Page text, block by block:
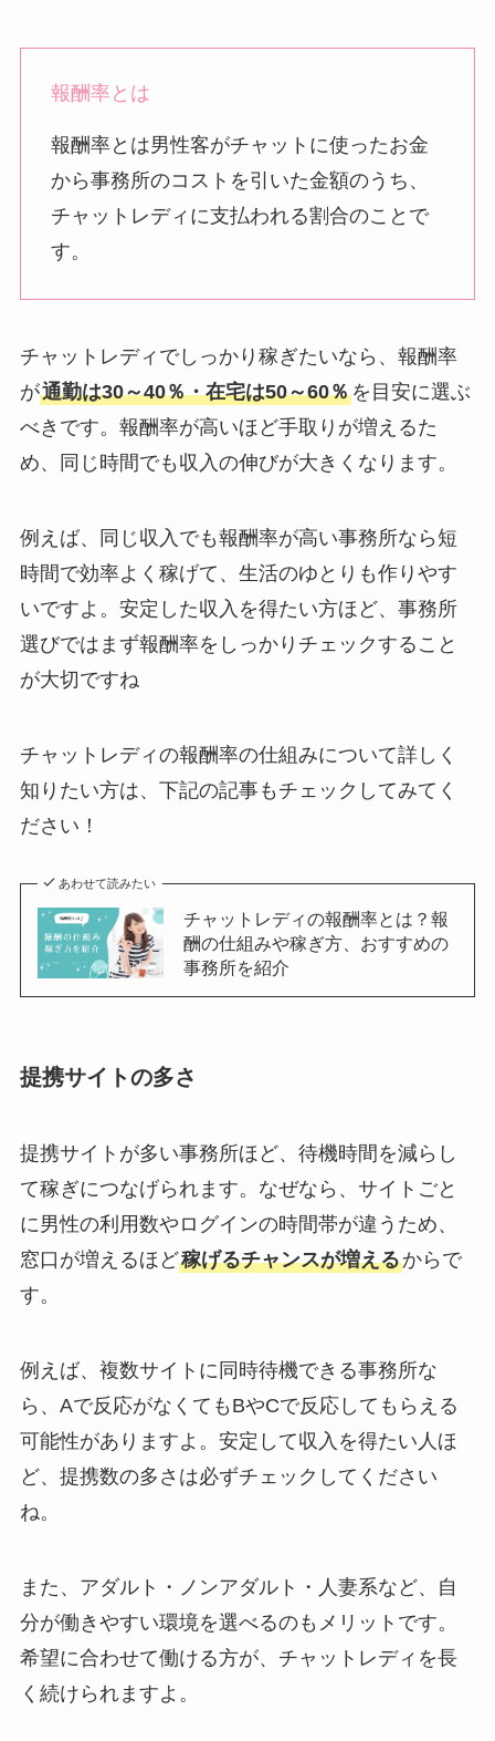
報酬率とは
報酬率とは男性客がチャットに使ったお金
から事務所のコストを引いた金額のうち、
チャットレディに支払われる割合のことで
す。
チャットレディでしっかり稼ぎたいなら、報酬率
が通勤は30～40％・在宅は50～60％を目安に選ぶ
べきです。報酬率が高いほど手取りが増えるた
め、同じ時間でも収入の伸びが大きくなります。
例えば、同じ収入でも報酬率が高い事務所なら短
時間で効率よく稼げて、生活のゆとりも作りやす
いですよ。安定した収入を得たい方ほど、事務所
選びではまず報酬率をしっかりチェックすること
が大切ですね
チャットレディの報酬率の仕組みについて詳しく
知りたい方は、下記の記事もチェックしてみてく
ださい！
あわせて読みたい
チャットレディの報酬率とは？報
酬の仕組みや稼ぎ方、おすすめの
事務所を紹介
提携サイトの多さ
提携サイトが多い事務所ほど、待機時間を減らし
て稼ぎにつなげられます。なぜなら、サイトごと
に男性の利用数やログインの時間帯が違うため、
窓口が増えるほど稼げるチャンスが増えるからで
す。
例えば、複数サイトに同時待機できる事務所な
ら、Aで反応がなくてもBやCで反応してもらえる
可能性がありますよ。安定して収入を得たい人ほ
ど、提携数の多さは必ずチェックしてください
ね。
また、アダルト・ノンアダルト・人妻系など、自
分が働きやすい環境を選べるのもメリットです。
希望に合わせて働ける方が、チャットレディを長
く続けられますよ。